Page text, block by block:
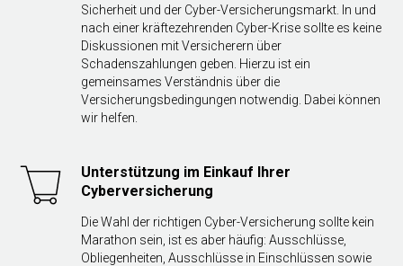
Sicherheit und der Cyber-Versicherungsmarkt. In und
nach einer kräftezehrenden Cyber-Krise sollte es keine
Diskussionen mit Versicherern über
Schadenszahlungen geben. Hierzu ist ein
gemeinsames Verständnis über die
Versicherungsbedingungen notwendig. Dabei können
wir helfen.
Unterstützung im Einkauf Ihrer
Cyberversicherung
Die Wahl der richtigen Cyber-Versicherung sollte kein
Marathon sein, ist es aber häufig: Ausschlüsse,
Obliegenheiten, Ausschlüsse in Einschlüssen sowie